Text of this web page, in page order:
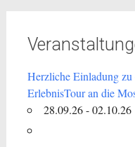
Herzliche Einladung zu
ErlebnisTour an die
28.09.26 - 02.10.26